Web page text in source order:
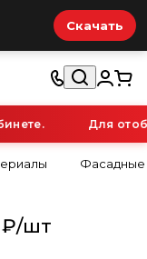
Скачать
Для
Фасадные
₽/шт